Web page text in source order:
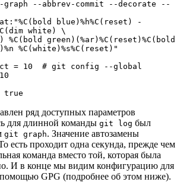
white) \
%C(white)%s%C(reset)"
true
ряд доступных параметров
для длинной команды git log был
git graph. Значение автозамены
есть проходит одна секунда, прежде чем
команда вместо той, которая была
И в конце мы видим конфигурацию для
GPG (подробнее об этом ниже).